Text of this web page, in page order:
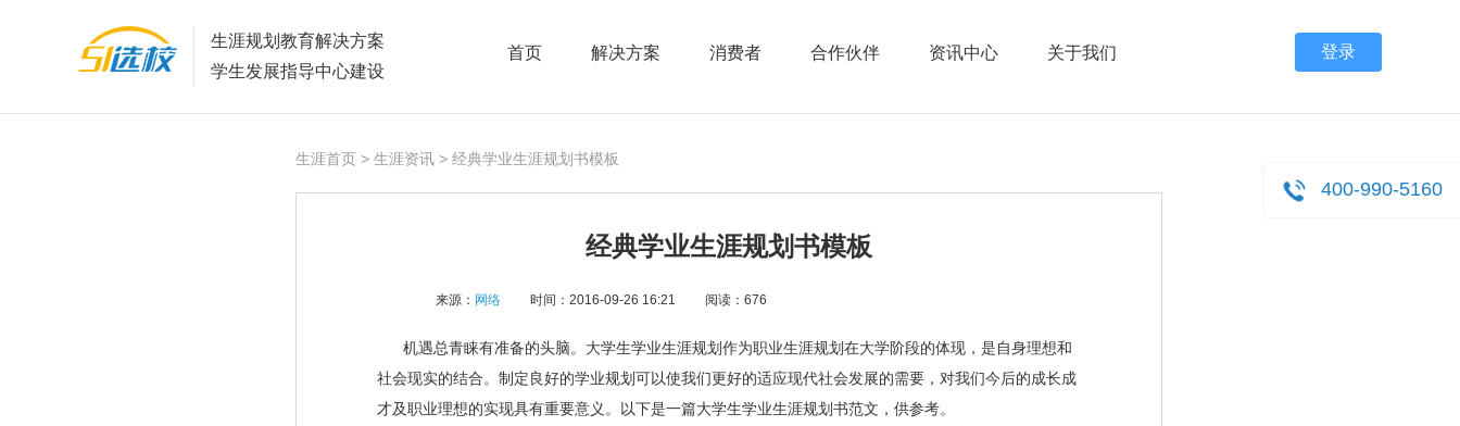
400-990-5160
生涯规划教育解决方案
学生发展指导中心建设
登录
首页 解决方案 消费者 合作伙伴 资讯中心 关于我们
生涯首页 > 生涯资讯 > 经典学业生涯规划书模板
经典学业生涯规划书模板
来源： 网络 时间：2016-09-26 16:21 阅读：676
机遇总青睐有准备的头脑。大学生学业生涯规划作为职业生涯规划在大学阶段的体现，是自身理想和
社会现实的结合。制定良好的学业规划可以使我们更好的适应现代社会发展的需要，对我们今后的成长成
才及职业理想的实现具有重要意义。以下是一篇大学生学业生涯规划书范文，供参考。